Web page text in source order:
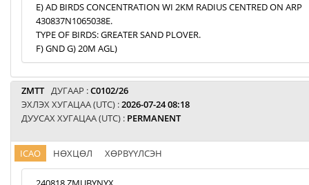
E) AD BIRDS CONCENTRATION WI 2KM RADIUS CENTRED ON ARP
430837N1065038E.
TYPE OF BIRDS: GREATER SAND PLOVER.
F) GND G) 20M AGL)
ZMTT ДУГААР :C0102/26
ЭХЛЭХ ХУГАЦАА (UTC) :2026-07-24 08:18
ДУУСАХ ХУГАЦАА (UTC) : PERMANENT
ICAO НӨХЦӨЛ ХӨРВҮҮЛСЭН